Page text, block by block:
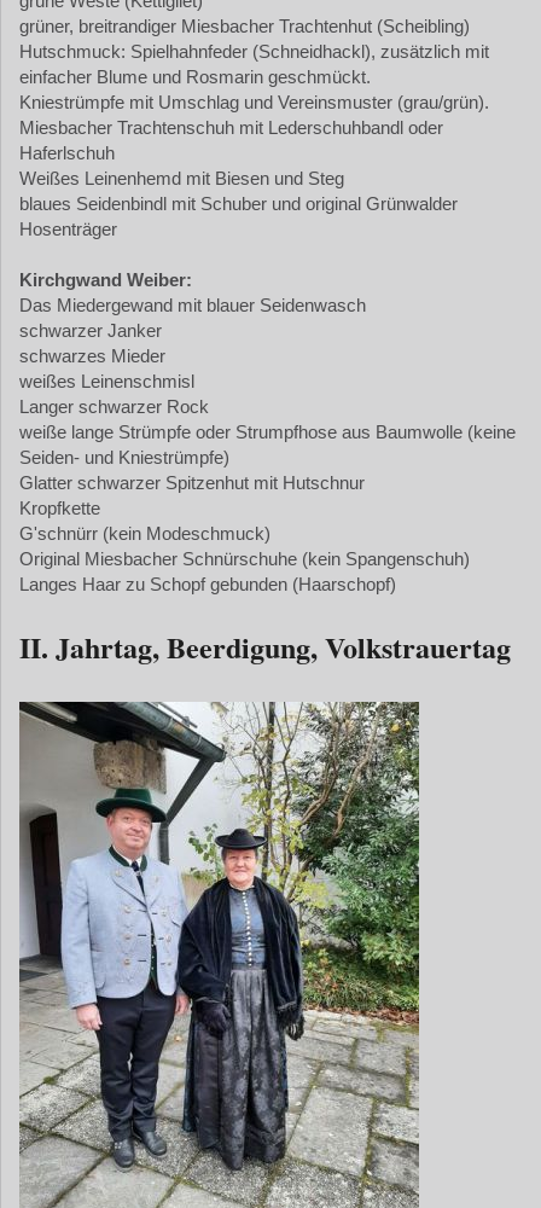
grüner, breitrandiger Miesbacher Trachtenhut (Scheibling)
Hutschmuck: Spielhahnfeder (Schneidhackl), zusätzlich mit
einfacher Blume und Rosmarin geschmückt.
Kniestrümpfe mit Umschlag und Vereinsmuster (grau/grün).
Miesbacher Trachtenschuh mit Lederschuhbandl oder
Haferlschuh
Weißes Leinenhemd mit Biesen und Steg
blaues Seidenbindl mit Schuber und original Grünwalder
Hosenträger
Kirchgwand Weiber:
Das Miedergewand mit blauer Seidenwasch
schwarzer Janker
schwarzes Mieder
weißes Leinenschmisl
Langer schwarzer Rock
weiße lange Strümpfe oder Strumpfhose aus Baumwolle (keine
Seiden- und Kniestrümpfe)
Glatter schwarzer Spitzenhut mit Hutschnur
Kropfkette
G'schnürr (kein Modeschmuck)
Original Miesbacher Schnürschuhe (kein Spangenschuh)
Langes Haar zu Schopf gebunden (Haarschopf)
II. Jahrtag, Beerdigung, Volkstrauertag